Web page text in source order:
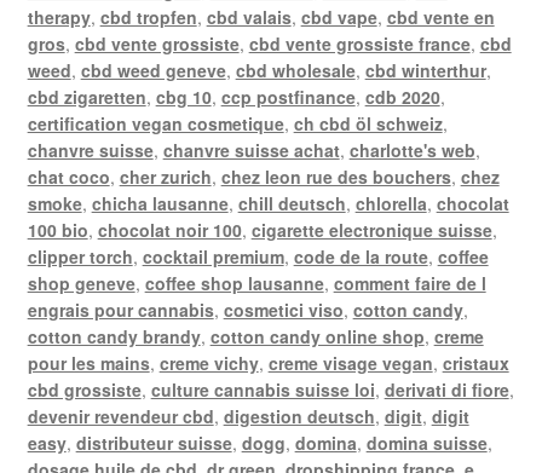
therapy, cbd tropfen, cbd valais, cbd vape, cbd vente en
gros, cbd vente grossiste, cbd vente grossiste france, cbd
weed, cbd weed geneve, cbd wholesale, cbd winterthur,
cbd zigaretten, cbg 10, ccp postfinance, cdb 2020,
certification vegan cosmetique, ch cbd öl schweiz,
chanvre suisse, chanvre suisse achat, charlotte's web,
chat coco, cher zurich, chez leon rue des bouchers, chez
smoke, chicha lausanne, chill deutsch, chlorella, chocolat
100 bio, chocolat noir 100, cigarette electronique suisse,
clipper torch, cocktail premium, code de la route, coffee
shop geneve, coffee shop lausanne, comment faire de l
engrais pour cannabis, cosmetici viso, cotton candy,
cotton candy brandy, cotton candy online shop, creme
pour les mains, creme vichy, creme visage vegan, cristaux
cbd grossiste, culture cannabis suisse loi, derivati di fiore,
devenir revendeur cbd, digestion deutsch, digit, digit
easy, distributeur suisse, dogg, domina, domina suisse,